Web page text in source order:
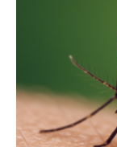
Grünalgen, die
lebten. Unter
die noch heute
Süßwasseralge
dieser Gruppe
mit
nächsten…